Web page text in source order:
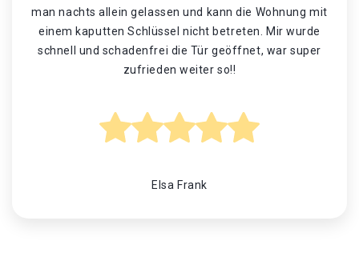
man nachts allein gelassen und kann die Wohnung mit
einem kaputten Schlüssel nicht betreten. Mir wurde
schnell und schadenfrei die Tür geöffnet, war super
zufrieden weiter so!!
Elsa Frank